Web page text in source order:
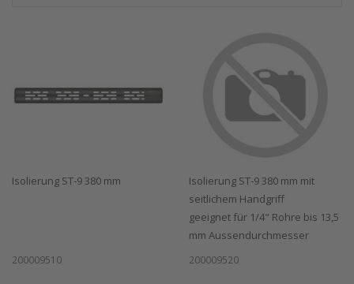
Isolierung ST-9 380 mm
200009510
Isolierung ST-9 380 mm mit
seitlichem Handgriff
geeignet für 1/4" Rohre bis 13,5
mm Aussendurchmesser
200009520